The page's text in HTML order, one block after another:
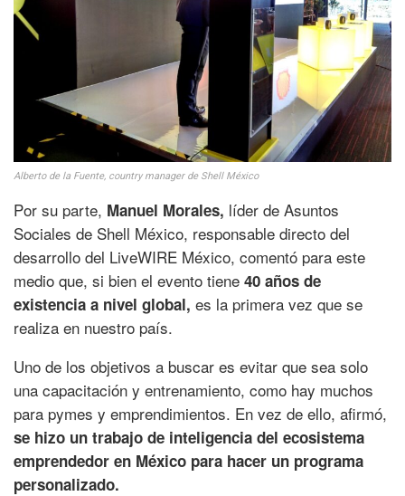
Alberto de la Fuente, country manager de Shell México
Por su parte, Manuel Morales, líder de Asuntos
Sociales de Shell México, responsable directo del
desarrollo del LiveWIRE México, comentó para este
medio que, si bien el evento tiene 40 años de
existencia a nivel global, es la primera vez que se
realiza en nuestro país.
Uno de los objetivos a buscar es evitar que sea solo
una capacitación y entrenamiento, como hay muchos
para pymes y emprendimientos. En vez de ello, afirmó,
se hizo un trabajo de inteligencia del ecosistema
emprendedor en México para hacer un programa
personalizado.